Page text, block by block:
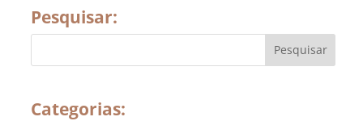
Pesquisar:
Categorias: